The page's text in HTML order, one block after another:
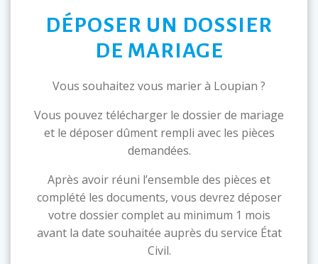
DÉPOSER UN DOSSIER
DE MARIAGE
Vous souhaitez vous marier à Loupian ?
Vous pouvez télécharger le dossier de mariage
et le déposer dûment rempli avec les pièces
demandées.
Après avoir réuni l’ensemble des pièces et
complété les documents, vous devrez déposer
votre dossier complet au minimum 1 mois
avant la date souhaitée auprès du service État
Civil.